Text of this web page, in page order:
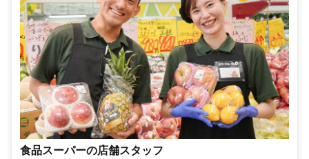
食品スーパーの店舗スタッフ